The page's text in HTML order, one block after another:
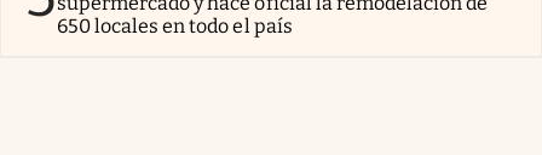
650 locales en todo el país